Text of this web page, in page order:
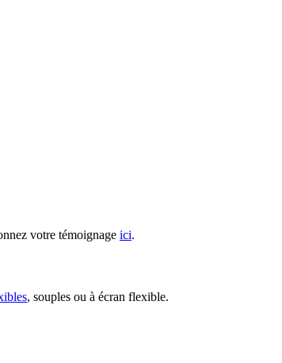
votre témoignage ici.
, souples ou à écran flexible.